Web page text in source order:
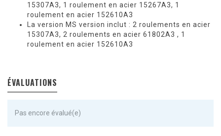
15307A3, 1 roulement en acier 15267A3, 1
roulement en acier 152610A3
La version MS version inclut : 2 roulements en acier
15307A3, 2 roulements en acier 61802A3 , 1
roulement en acier 152610A3
ÉVALUATIONS
Pas encore évalué(e)